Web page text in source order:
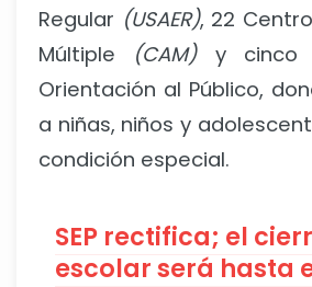
Regular (USAER), 22
Múltiple (CAM)y cinco
Orientación al Público,
a niñas, niños y
condición especial.
SEP rectifica; el
escolar será hasta